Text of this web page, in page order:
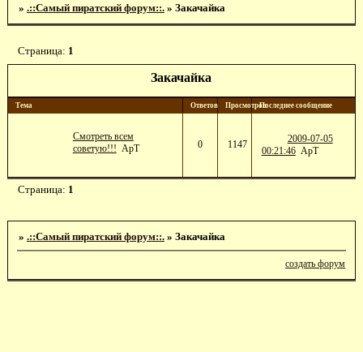
» .::Самый пиратский форум::. » Закачайка
Закачайка
Страница: 1
Тема Ответов ПросмотровПоследнее сообщение
Смотреть всем
советую!!! ApT 0 1147
2009-07-05
00:21:46 ApT
Страница: 1
» .::Самый пиратский форум::. » Закачайка
создать форум